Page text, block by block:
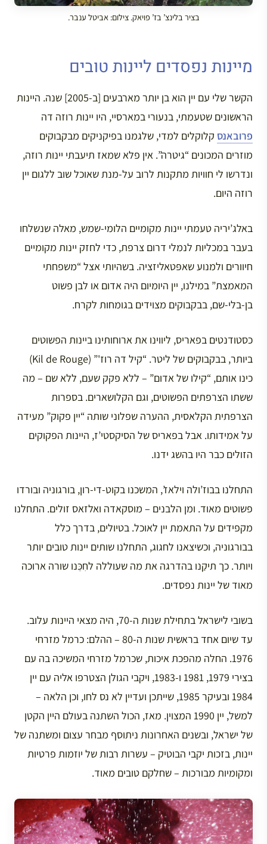
בציר בלינצ’ בז’ פויאק. צילום: אביטל ענבר.
מיינות נפסדים ליינות טובים
הקשר שלי עם יין הוא בן יותר מארבעים [ב-2005] שנה. היינות
הראשונים שטעמתי, בנעורי במארסיי, היו יינות רוזה דה
פרובאנס קלוקלים למדי, שלגמנו בפיקניקים מבקבוקים
מוזרים המכונים “גיטרה”. אין פלא שמאז תיעבתי יינות רוזה,
ונדרשו לי חוויות מתקנות לרוב על-מנת שאוכל שוב ללגום יין
רוזה היום.
באלג’יריה טעמתי יינות מקומיים הלומי-שמש, מאלה שנשלחו
בעבר במכליות לנמלי דרום צרפת, כדי לחזק יינות מקומיים
חיוורים ולמנוע שאפּטאליזציה. בשהיותי אצל “משפחתי
המאמצת” במילנו, יין היומיום היה אדום או לבן פשוט
בן-בלי-שם, בבקבוקים מצוידים בגומחות לקרח.
כסטודנטים בפאריס, ליווינו את ארוחותינו ביינות הפשוטים
ביותר, בבקבוקים של ליטר. “קיל דה רוז'” (Kil de Rouge)
כינו אותם, “קילו של אדום” – ללא פקק שעם, ללא שם – מה
ששתו הצרפתים הפשוטים, וגם הקלושארים. בספרות
הצרפתית הקלאסית, ההערה שפלוני שותה “יין פקוק” מעידה
על אמידותו. אבל בפאריס של הסיקסטי’ז, היינות הפקוקים
הזולים כבר היו בהשג ידנו.
התחלנו בבוז’ולה וילאז’, המשכנו בקוט-די-רון, בורגוניה ובורדו
פשוטים מאוד. ומן הלבנים – מוסקאדה ואלזאס זולים. התחלנו
מקפידים על התאמת יין לאוכל. בטיולים, בדרך כלל
בבורגוניה, וכשיצאנו לחגוג, התחלנו שותים יינות טובים יותר
ויותר. כך תיקַנו בהדרגה את מה שעוללה לחִכֵּנו שורה ארוכה
מאוד של יינות נפסדים.
בשובי לישראל בתחילת שנות ה-70, היה מצאי היינות עלוב.
עד שיום אחד בראשית שנות ה-80 – ההלם: כרמל מזרחי
1976. החלה מהפכת איכות, שכרמל מזרחי המשיכה בה עם
בצירי 1979, 1981 ו-1983, ויקבי הגולן הצטרפו אליה עם יין
1984 ובעיקר 1985, שייתכן ועדיין לא נס לחו, וכן הלאה –
למשל, יין 1990 המצוין. מאז, הכול השתנה בעולם היין הקטן
של ישראל, ובשנים האחרונות ניתוסף מבחר עצום ומשתנה של
יינות, בזכות יקבי הבוטיק – עשרות רבות של יוזמות פרטיות
ומקומיות מבורכות – שחלקם טובים מאוד.